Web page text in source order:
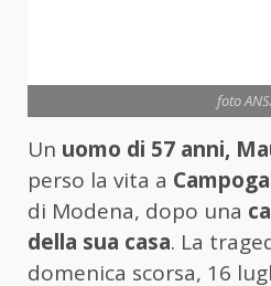
foto
Un uomo di 57 anni,
perso la vita a
di Modena, dopo una
della sua casa. La
domenica scorsa, 16